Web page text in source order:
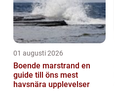
01 augusti 2026
Boende marstrand en
guide till öns mest
havsnära upplevelser